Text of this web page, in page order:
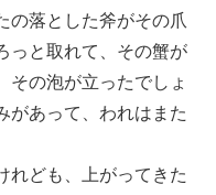
の落とした斧がその爪
っと取れて、その蟹が
その泡が立ったでしょ
があって、われはまた
ども、上がってきた